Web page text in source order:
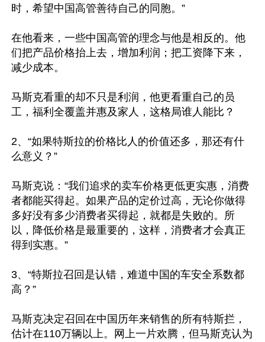
时，希望中国高管善待自己的同胞。”
在他看来，一些中国高管的理念与他是相反的。他
们把产品价格抬上去，增加利润；把工资降下来，
减少成本。
马斯克看重的却不只是利润，他更看重自己的员
工，福利全覆盖并惠及家人，这格局谁人能比？
2、“如果特斯拉的价格比人的价值还多，那还有什
么意义？”
马斯克说：“我们追求的卖车价格更低更实惠，消费
者都能买得起。如果产品的定价过高，无论你做得
多好没有多少消费者买得起，就都是失败的。所
以，降低价格是最重要的，这样，消费者才会真正
得到实惠。”
3、“特斯拉召回是认错，难道中国的车安全系数都
高？”
马斯克决定召回在中国历年来销售的所有特斯拦，
估计在110万辆以上。网上一片欢腾，但马斯克认为